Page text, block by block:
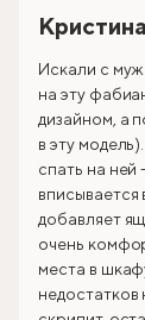
Кристина
Искали с
на эту
дизайном, а
в эту
спать на ней
добавляет
очень
места в
недостатков